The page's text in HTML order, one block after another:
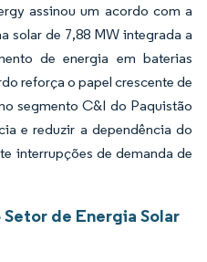
assinou um acordo com a
solar de 7,88 MW integrada a
de energia em baterias
reforça o papel crescente de
segmento C&I do Paquistão
e reduzir a dependência do
interrupções de demanda de
de Energia Solar